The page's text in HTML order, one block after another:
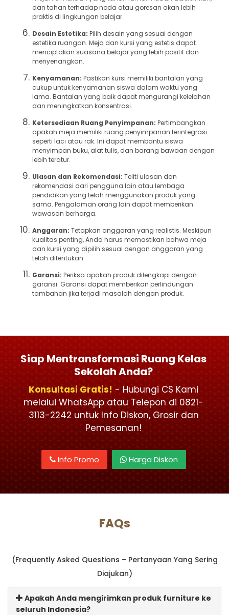
dan tahan terhadap noda atau goresan akan lebih
praktis di lingkungan belajar.
Desain Estetika: Pilih desain yang sesuai dengan
estetika ruangan. Meja dan kursi yang estetis dapat
menciptakan suasana belajar yang lebih positif dan
menyenangkan.
Kenyamanan: Pastikan kursi memiliki bantalan yang
cukup untuk kenyamanan siswa dalam waktu yang
lama. Bantalan yang baik dapat mengurangi kelelahan
dan meningkatkan konsentrasi.
Ketersediaan Ruang Penyimpanan: Pertimbangkan
apakah meja memiliki ruang penyimpanan terintegrasi
seperti laci atau rak. Ini dapat membantu siswa
menyimpan buku, alat tulis, dan barang bawaan dengan
lebih teratur.
Ulasan dan Rekomendasi: Teliti ulasan dan
rekomendasi dari pengguna lain atau lembaga
pendidikan yang telah menggunakan produk yang
sama. Pengalaman orang lain dapat memberikan
wawasan berharga.
Anggaran: Tetapkan anggaran yang realistis. Meskipun
kualitas penting, Anda harus memastikan bahwa meja
dan kursi yang dipilih sesuai dengan anggaran yang
telah ditentukan.
Garansi: Periksa apakah produk dilengkapi dengan
garansi. Garansi dapat memberikan perlindungan
tambahan jika terjadi masalah dengan produk.
Siap Mentransformasi Ruang Kelas
Sekolah Anda?
Konsultasi Gratis! - Hubungi CS Kami
melalui WhatsApp atau Telepon di 0821-
3113-2242 untuk Info Diskon, Grosir dan
Pemesanan!
Info Promo Harga Diskon
FAQs
(Frequently Asked Questions – Pertanyaan Yang Sering
Diajukan)
Apakah Anda mengirimkan produk furniture ke
seluruh Indonesia?